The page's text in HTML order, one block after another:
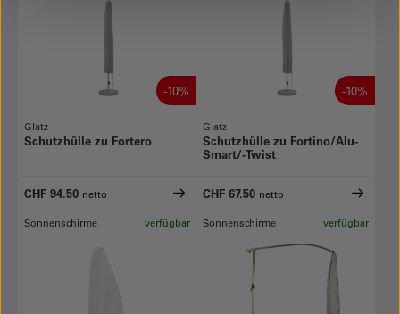
-10%
Glatz
Schutzhülle zu Fortero
CHF 94.50 netto
-10%
Glatz
Schutzhülle zu Fortino/Alu-
Smart/-Twist
CHF 67.50 netto
Sonnenschirme verfügbar Sonnenschirme verfügbar